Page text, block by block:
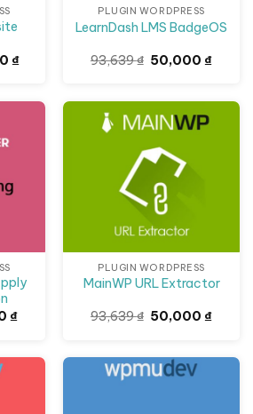
₫Giá
50,000 ₫.
PLUGIN WORDPRESS
LearnDash LMS BadgeOS
93,639₫ Giá
gốc
50,000 ₫Giá
₫Giá
50,000 ₫.
Giảm giá!
PLUGIN WORDPRESS
MainWP URL Extractor
93,639₫ Giá
gốc
50,000₫Giá
Giảm giá!